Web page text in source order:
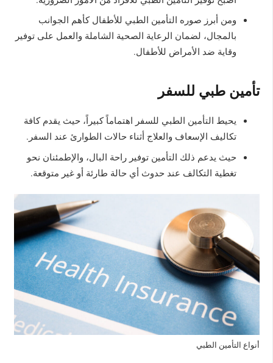
ومن أبرز صوره التأمين الطبي للأطفال كأهم الجوانب
بالمجال، لضمان الرعاية الصحية الشاملة والعمل على توفير
وقاية ضد الأمراض للأطفال.
تأمين طبي للسفر
يحيط التأمين الطبي للسفر اهتماماً كبيراً، حيث يقدم كافة
تكاليف الإسعاف والعلاج أثناء حالات الطوارئ عند السفر.
حيث يدعم ذلك التأمين توفير راحة البال، والإطمئنان نحو
تغطية التكالف عند حدوث أي حالة طارئة أو غير متوقعة.
أنواع التأمين الطبي